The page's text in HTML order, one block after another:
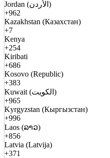
Jordan (الأردن)
+962
Kazakhstan (Казахстан)
+7
Kenya
+254
Kiribati
+686
Kosovo (Republic)
+383
Kuwait (الكويت)
+965
Kyrgyzstan (Кыргызстан)
+996
Laos (ລາວ)
+856
Latvia (Latvija)
+371